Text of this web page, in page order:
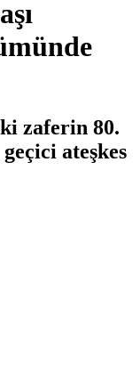
zaferin 80.
ateşkes